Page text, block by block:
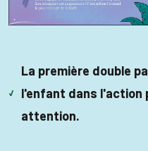
La première double
l'enfant dans l'action
attention.